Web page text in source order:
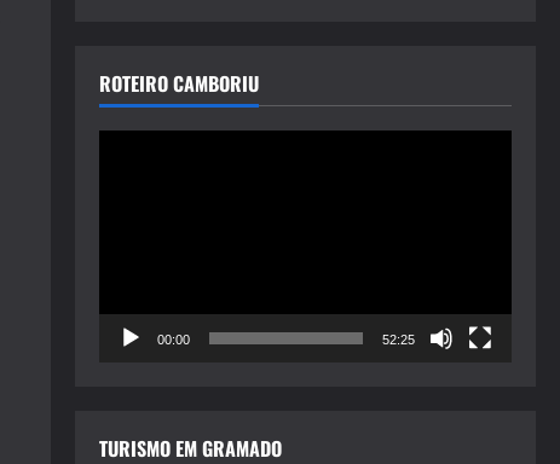
ROTEIRO CAMBORIU
00:00 52:25
TURISMO EM GRAMADO